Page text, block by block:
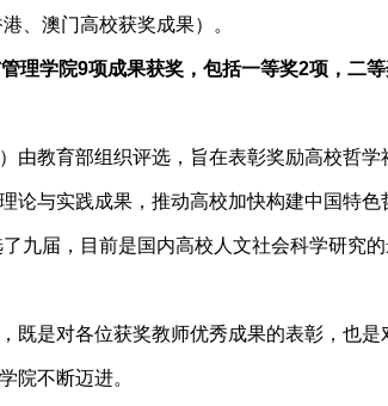
、澳门高校获奖成果）。
理学院9项成果获奖，包括一等奖2项，二
由教育部组织评选，旨在表彰奖励高校哲
论与实践成果，推动高校加快构建中国特
九届，目前是国内高校人文社会科学研究
既是对各位获奖教师优秀成果的表彰，也
院不断迈进。